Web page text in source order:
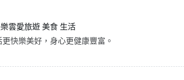
雲愛旅遊 美食 生活
快樂美好，身心更健康豐富。